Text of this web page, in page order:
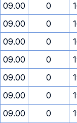
09.00 0
09.00 0
09.00 0
09.00 0
09.00 0
09.00 0
09.00 0